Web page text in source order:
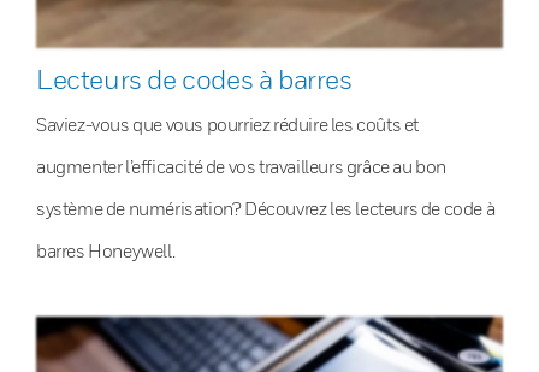
Lecteurs de codes à barres
Saviez-vous que vous pourriez réduire les coûts et
augmenter l’efficacité de vos travailleurs grâce au bon
système de numérisation? Découvrez les lecteurs de code à
barres Honeywell.